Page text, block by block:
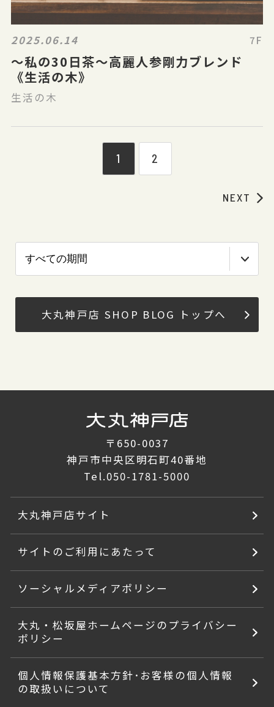
2025.06.14 7F
～私の30日茶～高麗人参剛力ブレンド
《生活の木》
生活の木
1 2
NEXT
大丸神戸店 SHOP BLOG トップへ
〒650-0037
神戸市中央区明石町40番地
Tel.050-1781-5000
大丸神戸店サイト
サイトのご利用にあたって
ソーシャルメディアポリシー
大丸・松坂屋ホームページのプライバシー
ポリシー
個人情報保護基本方針･お客様の個人情報
の取扱いについて